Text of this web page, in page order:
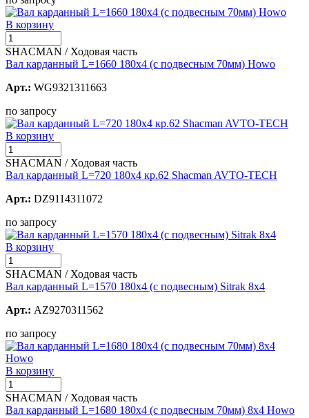
В корзину
SHACMAN / Ходовая часть
Вал карданный L=1660 180х4 (с подвесным 70мм) Howo
Арт.: WG9321311663
по запросу
В корзину
SHACMAN / Ходовая часть
Вал карданный L=720 180х4 кр.62 Shacman AVTO-TECH
Арт.: DZ9114311072
по запросу
В корзину
SHACMAN / Ходовая часть
Вал карданный L=1570 180х4 (с подвесным) Sitrak 8х4
Арт.: AZ9270311562
по запросу
В корзину
SHACMAN / Ходовая часть
Вал карданный L=1680 180х4 (с подвесным 70мм) 8х4 Howo